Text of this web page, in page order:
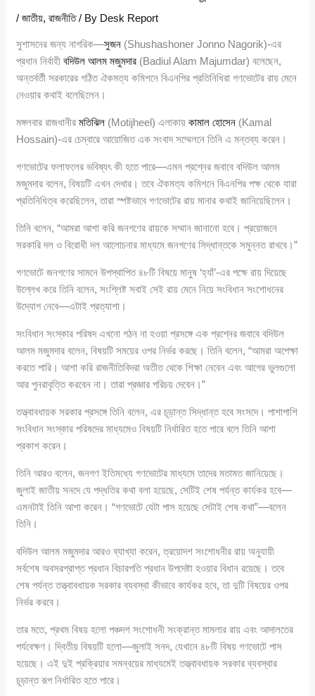
/জাতীয়,রাজনীতি/ By Desk Report
সুশাসনের জন্য নাগরিক—সুজন (Shushashoner Jonno Nagorik)-এর
প্রধান নির্বাহীবদিউল আলম মজুমদার (Badiul Alam Majumdar) বলেছেন,
অন্তর্বর্তী সরকারের গঠিত ঐকমত্য কমিশনে বিএনপির প্রতিনিধিরা গণভোটের রায় মেনে
নেওয়ার কথাই বলেছিলেন।
মঙ্গলবার রাজধানীরমতিঝিল (Motijheel) এলাকায়কামাল হোসেন (Kamal
Hossain)-এর চেম্বারে আয়োজিত এক সংবাদ সম্মেলনে তিনি এ মন্তব্য করেন।
গণভোটের ফলাফলের ভবিষ্যৎ কী হতে পারে—এমন প্রশ্নের জবাবে বদিউল আলম
মজুমদার বলেন, বিষয়টি এখন দেখার। তবে ঐকমত্য কমিশনে বিএনপির পক্ষ থেকে যারা
প্রতিনিধিত্ব করেছিলেন, তারা স্পষ্টভাবে গণভোটের রায় মানার কথাই জানিয়েছিলেন।
তিনি বলেন, “আমরা আশা করি জনগণের রায়কে সম্মান জানানো হবে। প্রয়োজনে
সরকারি দল ও বিরোধী দল আলোচনার মাধ্যমে জনগণের সিদ্ধান্তকে সমুন্নত রাখবে।”
গণভোটে জনগণের সামনে উপস্থাপিত ৪৮টি বিষয়ে মানুষ ‘হ্যাঁ’-এর পক্ষে রায় দিয়েছে
উল্লেখ করে তিনি বলেন, সংশ্লিষ্ট সবাই সেই রায় মেনে নিয়ে সংবিধান সংশোধনের
উদ্যোগ নেবে—এটাই প্রত্যাশা।
সংবিধান সংস্কার পরিষদ এখনো গঠন না হওয়া প্রসঙ্গে এক প্রশ্নের জবাবে বদিউল
আলম মজুমদার বলেন, বিষয়টি সময়ের ওপর নির্ভর করছে। তিনি বলেন, “আমরা অপেক্ষা
করতে পারি। আশা করি রাজনীতিবিদরা অতীত থেকে শিক্ষা নেবেন এবং আগের ভুলগুলো
আর পুনরাবৃত্তি করবেন না। তারা প্রজ্ঞার পরিচয় দেবেন।”
তত্ত্বাবধায়ক সরকার প্রসঙ্গে তিনি বলেন, এর চূড়ান্ত সিদ্ধান্ত হবে সংসদে। পাশাপাশি
সংবিধান সংস্কার পরিষদের মাধ্যমেও বিষয়টি নির্ধারিত হতে পারে বলে তিনি আশা
প্রকাশ করেন।
তিনি আরও বলেন, জনগণ ইতিমধ্যে গণভোটের মাধ্যমে তাদের মতামত জানিয়েছে।
জুলাই জাতীয় সনদে যে পদ্ধতির কথা বলা হয়েছে, সেটিই শেষ পর্যন্ত কার্যকর হবে—
এমনটাই তিনি আশা করেন। “গণভোটে যেটা পাস হয়েছে সেটাই শেষ কথা”—বলেন
তিনি।
বদিউল আলম মজুমদার আরও ব্যাখ্যা করেন, ত্রয়োদশ সংশোধনীর রায় অনুযায়ী
সর্বশেষ অবসরপ্রাপ্ত প্রধান বিচারপতি প্রধান উপদেষ্টা হওয়ার বিধান রয়েছে। তবে
শেষ পর্যন্ত তত্ত্বাবধায়ক সরকার ব্যবস্থা কীভাবে কার্যকর হবে, তা দুটি বিষয়ের ওপর
নির্ভর করবে।
তার মতে, প্রথম বিষয় হলো পঞ্চদশ সংশোধনী সংক্রান্ত মামলার রায় এবং আদালতের
পর্যবেক্ষণ। দ্বিতীয় বিষয়টি হলো—জুলাই সনদ, যেখানে ৪৮টি বিষয় গণভোটে পাস
হয়েছে। এই দুই প্রক্রিয়ার সমন্বয়ের মাধ্যমেই তত্ত্বাবধায়ক সরকার ব্যবস্থার
চূড়ান্ত রূপ নির্ধারিত হতে পারে।